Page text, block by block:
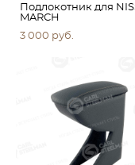
Подлокотник для
MARCH
3 000 pуб.